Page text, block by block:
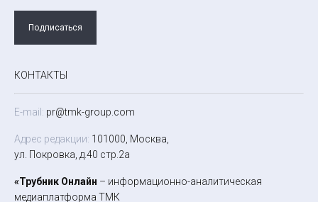
Подписаться
КОНТАКТЫ
E-mail: pr@tmk-group.com
Адрес редакции: 101000, Москва,
ул. Покровка, д.40 стр.2а
«Трубник Онлайн – информационно-аналитическая
медиаплатформа ТМК